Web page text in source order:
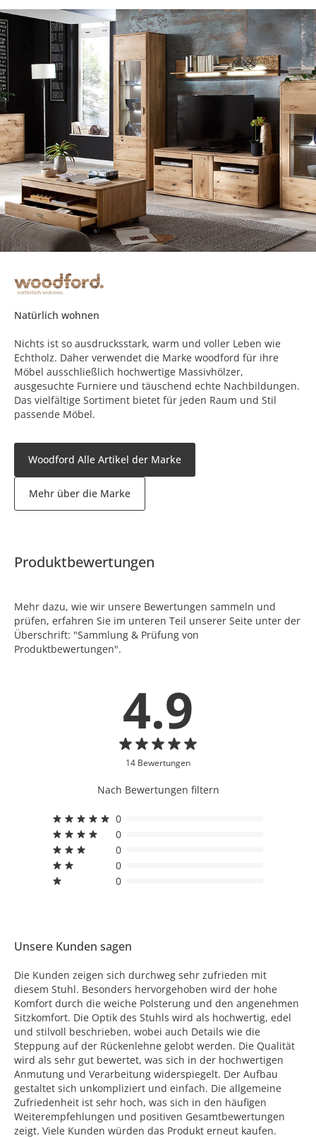
Natürlich wohnen
Nichts ist so ausdrucksstark, warm und voller Leben wie
Echtholz. Daher verwendet die Marke woodford für ihre
Möbel ausschließlich hochwertige Massivhölzer,
ausgesuchte Furniere und täuschend echte Nachbildungen.
Das vielfältige Sortiment bietet für jeden Raum und Stil
passende Möbel.
Woodford Alle Artikel der Marke
Mehr über die Marke
Produktbewertungen
Mehr dazu, wie wir unsere Bewertungen sammeln und
prüfen, erfahren Sie im unteren Teil unserer Seite unter der
Überschrift: "Sammlung & Prüfung von
Produktbewertungen".
4.9
14 Bewertungen
Nach Bewertungen filtern
0
0
0
0
0
Unsere Kunden sagen
Die Kunden zeigen sich durchweg sehr zufrieden mit
diesem Stuhl. Besonders hervorgehoben wird der hohe
Komfort durch die weiche Polsterung und den angenehmen
Sitzkomfort. Die Optik des Stuhls wird als hochwertig, edel
und stilvoll beschrieben, wobei auch Details wie die
Steppung auf der Rückenlehne gelobt werden. Die Qualität
wird als sehr gut bewertet, was sich in der hochwertigen
Anmutung und Verarbeitung widerspiegelt. Der Aufbau
gestaltet sich unkompliziert und einfach. Die allgemeine
Zufriedenheit ist sehr hoch, was sich in den häufigen
Weiterempfehlungen und positiven Gesamtbewertungen
zeigt. Viele Kunden würden das Produkt erneut kaufen.